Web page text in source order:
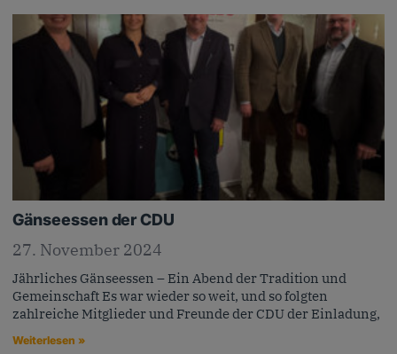
Gänseessen der CDU
27. November 2024
Jährliches Gänseessen – Ein Abend der Tradition und
Gemeinschaft Es war wieder so weit, und so folgten
zahlreiche Mitglieder und Freunde der CDU der Einladung,
Weiterlesen »